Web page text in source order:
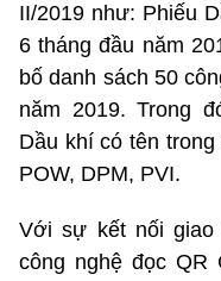
II/2019 như: Phiếu
6 tháng đầu năm
bố danh sách 50
năm 2019. Trong
Dầu khí có tên
POW, DPM, PVI.
Với sự kết nối giao
công nghệ đọc QR